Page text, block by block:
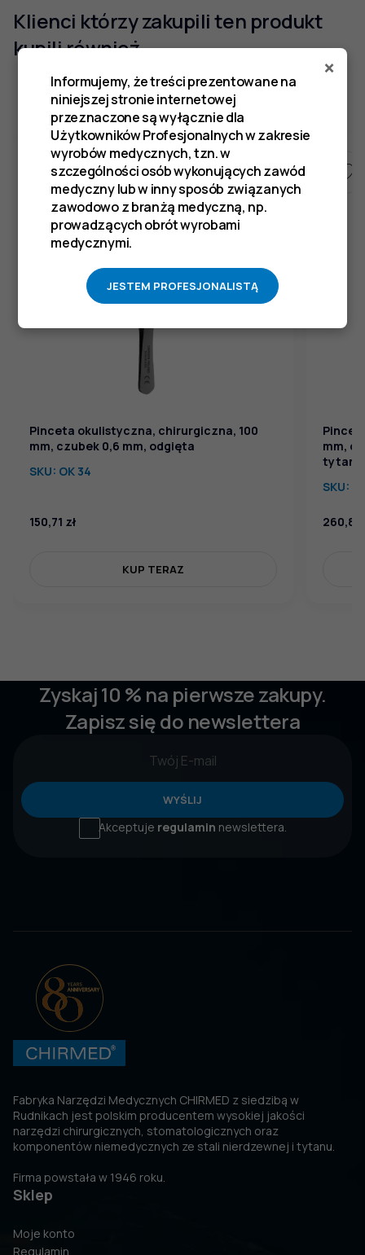
Klienci którzy zakupili ten produkt
kupili również
Pinceta okulistyczna, chirurgiczna, 100
mm, czubek 0,6 mm, odgięta
SKU: OK 34
150,71 zł
KUP TERAZ
mm,
tytanu
SKU:
260,88
Zyskaj 10 % na pierwsze zakupy.
Zapisz się do newslettera
WYŚLIJ
Akceptuje regulamin newslettera.
Fabryka Narzędzi Medycznych CHIRMED z siedzibą w
Rudnikach jest polskim producentem wysokiej jakości
narzędzi chirurgicznych, stomatologicznych oraz
komponentów niemedycznych ze stali nierdzewnej i tytanu.
Firma powstała w 1946 roku.
Sklep
Moje konto
Regulamin
×
Informujemy, że treści prezentowane na
niniejszej stronie internetowej
przeznaczone są wyłącznie dla
Użytkowników Profesjonalnych w zakresie
wyrobów medycznych, tzn. w
szczególności osób wykonujących zawód
medyczny lub w inny sposób związanych
zawodowo z branżą medyczną, np.
prowadzących obrót wyrobami
medycznymi.
JESTEM PROFESJONALISTĄ